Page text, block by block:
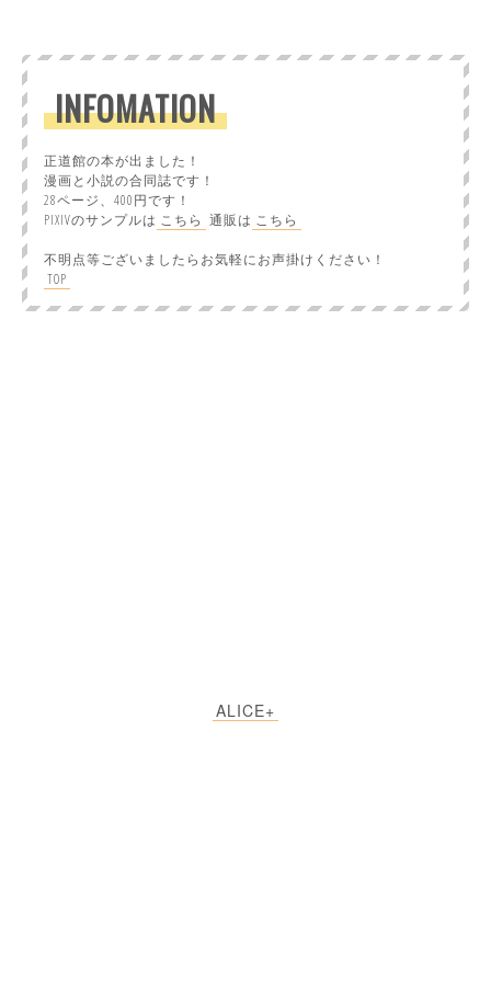
INFOMATION
正道館の本が出ました！
漫画と小説の合同誌です！
28ページ、400円です！
PIXIVのサンプルは こちら 通販は こちら
不明点等ございましたらお気軽にお声掛けください！
TOP
ALICE+